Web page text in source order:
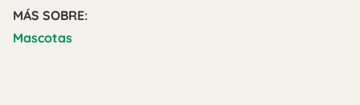
MÁS SOBRE:
Mascotas